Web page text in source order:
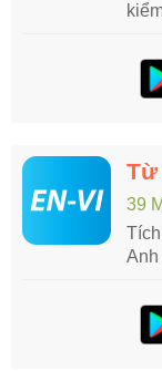
Từ
39
Anh